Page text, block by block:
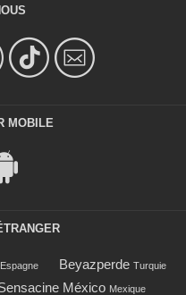
MOBILE
Espagne Beyazperde Turquie
México Mexique